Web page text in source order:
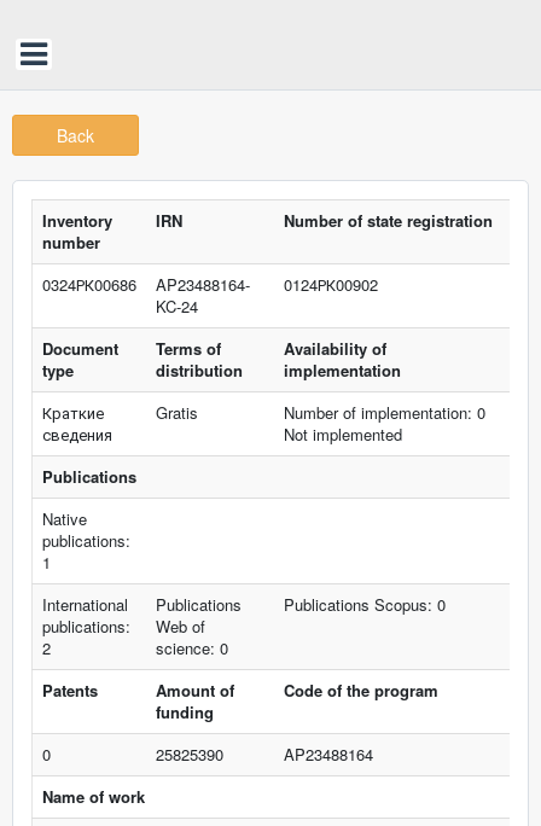
Back
Inventory
number
IRN Number of state registration
0324РК00686
AP23488164-
KC-24
0124РК00902
Document
type
Terms of
distribution
Availability of
implementation
Краткие
сведения
Gratis
Number of implementation: 0
Not implemented
Publications
Native
publications:
1
International
publications:
2
Publications
Web of
science: 0
Publications Scopus: 0
Patents
Amount of
funding
Code of the program
0 25825390
AP23488164
Name of work